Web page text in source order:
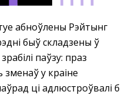
абноўлены Рэйтынг
быў складзены ў
паўзу: праз
у краіне
ці адлюстроўвалі б